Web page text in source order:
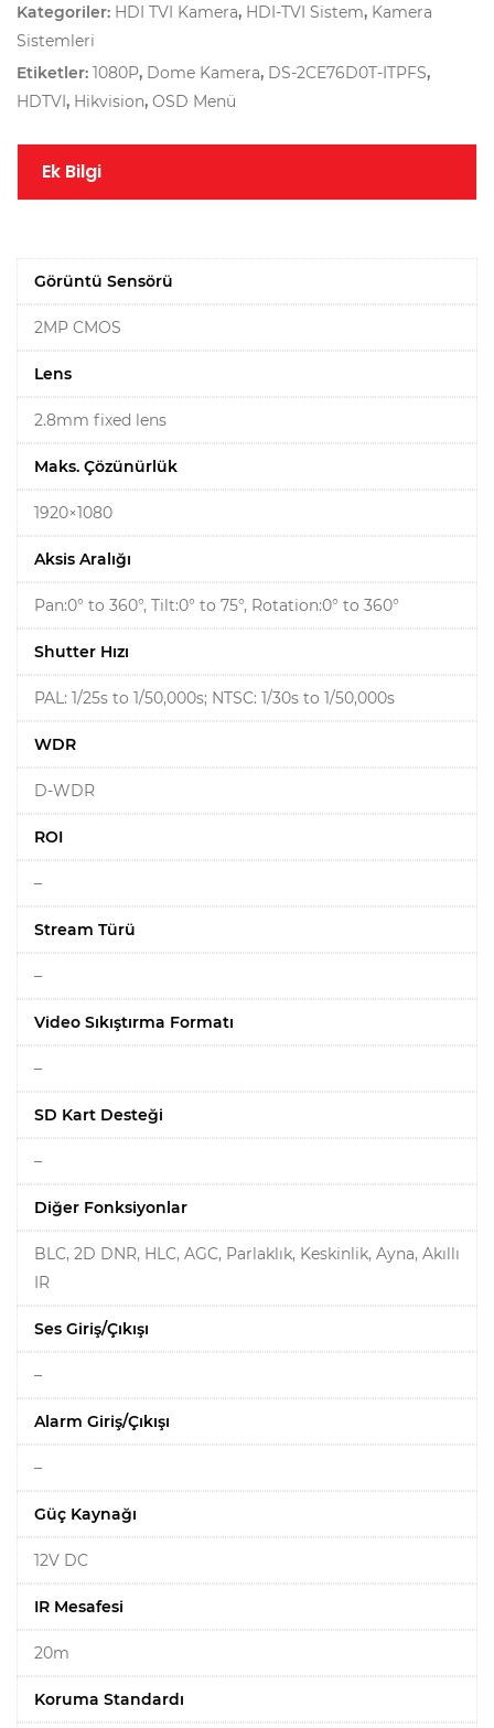
Kategoriler: HDI TVI Kamera, HDI-TVI Sistem, Kamera
Sistemleri
Etiketler: 1080P, Dome Kamera, DS-2CE76D0T-ITPFS,
HDTVI, Hikvision, OSD Menü
Ek Bilgi
Görüntü Sensörü
2MP CMOS
Lens
2.8mm fixed lens
Maks. Çözünürlük
1920×1080
Aksis Aralığı
Pan:0° to 360°, Tilt:0° to 75°, Rotation:0° to 360°
Shutter Hızı
PAL: 1/25s to 1/50,000s; NTSC: 1/30s to 1/50,000s
WDR
D-WDR
ROI
–
Stream Türü
–
Video Sıkıştırma Formatı
–
SD Kart Desteği
–
Diğer Fonksiyonlar
BLC, 2D DNR, HLC, AGC, Parlaklık, Keskinlik, Ayna, Akıllı
IR
Ses Giriş/Çıkışı
–
Alarm Giriş/Çıkışı
–
Güç Kaynağı
12V DC
IR Mesafesi
20m
Koruma Standardı